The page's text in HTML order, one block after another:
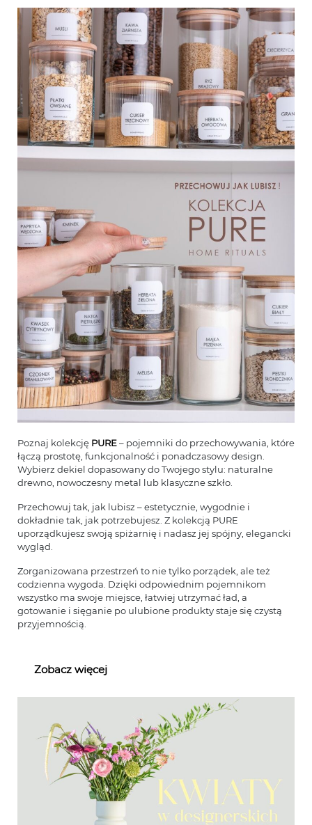
Poznaj kolekcję PURE– pojemniki do przechowywania, które
łączą prostotę, funkcjonalność i ponadczasowy design.
Wybierz dekiel dopasowany do Twojego stylu: naturalne
drewno, nowoczesny metal lub klasyczne szkło.
Przechowuj tak, jak lubisz – estetycznie, wygodnie i
dokładnie tak, jak potrzebujesz. Z kolekcją PURE
uporządkujesz swoją spiżarnię i nadasz jej spójny, elegancki
wygląd.
Zorganizowana przestrzeń to nie tylko porządek, ale też
codzienna wygoda. Dzięki odpowiednim pojemnikom
wszystko ma swoje miejsce, łatwiej utrzymać ład, a
gotowanie i sięganie po ulubione produkty staje się czystą
przyjemnością.
Zobacz więcej